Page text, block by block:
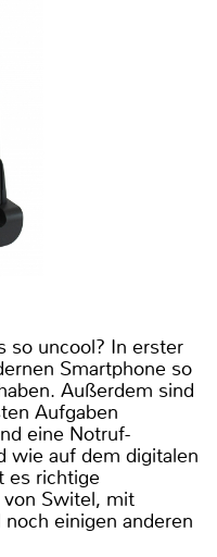
so uncool? In erster
Smartphone so
Außerdem sind
Aufgaben
eine Notruf-
wie auf dem digitalen
es richtige
von Switel, mit
einigen anderen